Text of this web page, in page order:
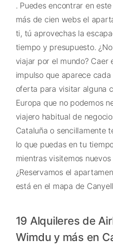
. Puedes encontrar en
más de cien webs el
ti, tú aprovechas la
tiempo y presupuesto.
viajar por el mundo? Caer
impulso que aparece
oferta para visitar alguna
Europa que no podemos
viajero habitual de
Cataluña o sencillamente
lo que puedas en tu
mientras visitemos
¿Reservamos el
está en el mapa de
19 Alquileres de
Wimdu y más en